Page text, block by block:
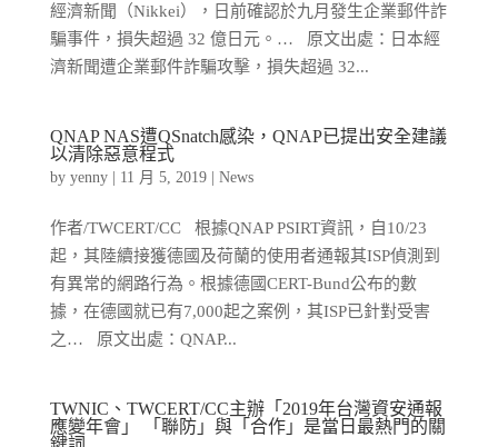
經濟新聞（Nikkei），日前確認於九月發生企業郵件詐
騙事件，損失超過 32 億日元。… 原文出處：日本經
濟新聞遭企業郵件詐騙攻擊，損失超過 32...
QNAP NAS遭QSnatch感染，QNAP已提出安全建議
以清除惡意程式
by yenny| 11 月 5, 2019| News
作者/TWCERT/CC 根據QNAP PSIRT資訊，自10/23
起，其陸續接獲德國及荷蘭的使用者通報其ISP偵測到
有異常的網路行為。根據德國CERT-Bund公布的數
據，在德國就已有7,000起之案例，其ISP已針對受害
之… 原文出處：QNAP...
TWNIC、TWCERT/CC主辦「2019年台灣資安通報
應變年會」 「聯防」與「合作」是當日最熱門的關